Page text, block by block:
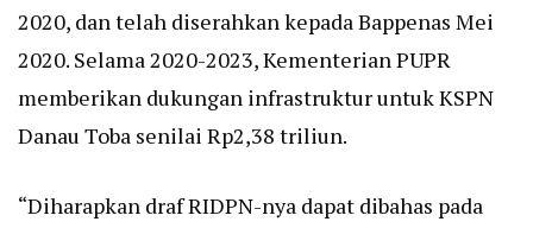
2020, dan telah diserahkan kepada Bappenas Mei
2020. Selama 2020-2023, Kementerian PUPR
memberikan dukungan infrastruktur untuk KSPN
Danau Toba senilai Rp2,38 triliun.
“Diharapkan draf RIDPN-nya dapat dibahas pada